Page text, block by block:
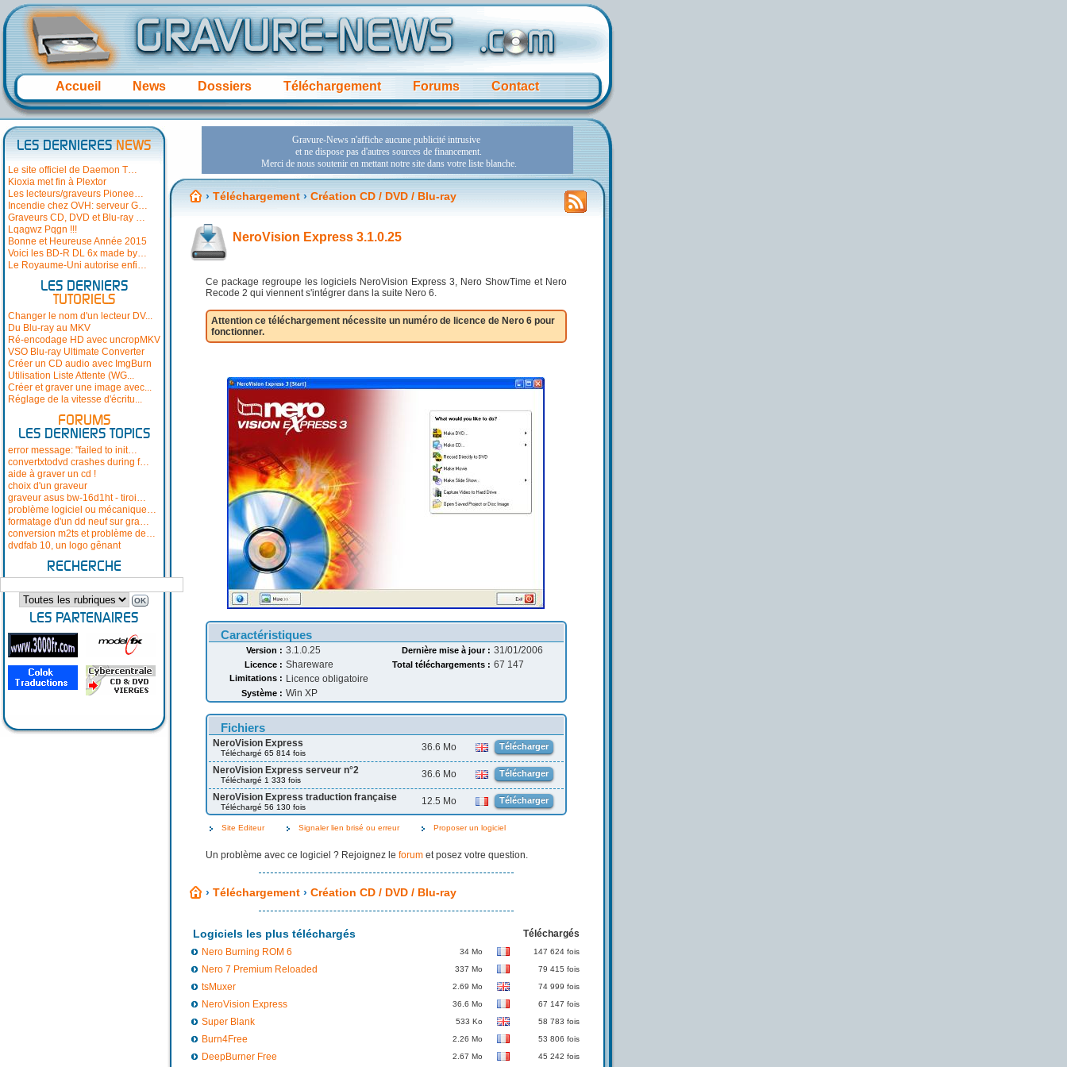
Accueil News Dossiers Téléchargement Forums Contact
LES DERNIERESNEWS
Le site officiel de Daemon T…
Kioxia met fin à Plextor
Les lecteurs/graveurs Pionee…
Incendie chez OVH: serveur G…
Graveurs CD, DVD et Blu-ray …
Lqagwz Pqgn !!!
Bonne et Heureuse Année 2015
Voici les BD-R DL 6x made by…
Le Royaume-Uni autorise enfi…
LES DERNIERS
TUTORIELS
Changer le nom d'un lecteur DV...
Du Blu-ray au MKV
Ré-encodage HD avec uncropMKV
VSO Blu-ray Ultimate Converter
Créer un CD audio avec ImgBurn
Utilisation Liste Attente (WG...
Créer et graver une image avec...
Réglage de la vitesse d'écritu...
FORUMS
LES DERNIERS TOPICS
error message: "failed to init…
convertxtodvd crashes during f…
aide à graver un cd !
choix d'un graveur
graveur asus bw-16d1ht - tiroi…
problème logiciel ou mécanique…
formatage d'un dd neuf sur gra…
conversion m2ts et problème de…
dvdfab 10, un logo gênant
RECHERCHE
LES PARTENAIRES
› Téléchargement › Création CD / DVD / Blu-ray
NeroVision Express 3.1.0.25
Ce package regroupe les logiciels NeroVision Express 3, Nero ShowTime et Nero
Recode 2 qui viennent s'intégrer dans la suite Nero 6.
Attention ce téléchargement nécessite un numéro de licence de Nero 6 pour
fonctionner.
Caractéristiques
Version : 3.1.0.25 Dernière mise à jour : 31/01/2006
Licence : Shareware Total téléchargements : 67 147
Limitations : Licence obligatoire
Système : Win XP
Fichiers
NeroVision Express
Téléchargé 65 814 fois
36.6 Mo Télécharger
NeroVision Express serveur n°2
Téléchargé 1 333 fois
36.6 Mo Télécharger
NeroVision Express traduction française
Téléchargé 56 130 fois
12.5 Mo Télécharger
Site Editeur Signaler lien brisé ou erreur Proposer un logiciel
Un problème avec ce logiciel ? Rejoignez le forumet posez votre question.
› Téléchargement › Création CD / DVD / Blu-ray
Logiciels les plus téléchargés
Téléchargés
Nero Burning ROM 6
34 Mo 147 624 fois
Nero 7 Premium Reloaded 337 Mo 79 415 fois
tsMuxer 2.69 Mo 74 999 fois
NeroVision Express 36.6 Mo 67 147 fois
Super Blank 533 Ko 58 783 fois
Burn4Free 2.26 Mo 53 806 fois
DeepBurner Free 2.67 Mo 45 242 fois